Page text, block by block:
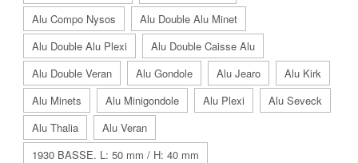
Alu Compo Nysos
Alu Double Alu Minet
Alu Double Alu Plexi
Alu Double Caisse Alu
Alu Double Veran
Alu Gondole Alu Jearo
Alu Kirk
Alu Minets
Alu Minigondole Alu Plexi
Alu Seveck
Alu Thalia
Alu Veran
1930 BASSE. L: 50 mm / H: 40 mm